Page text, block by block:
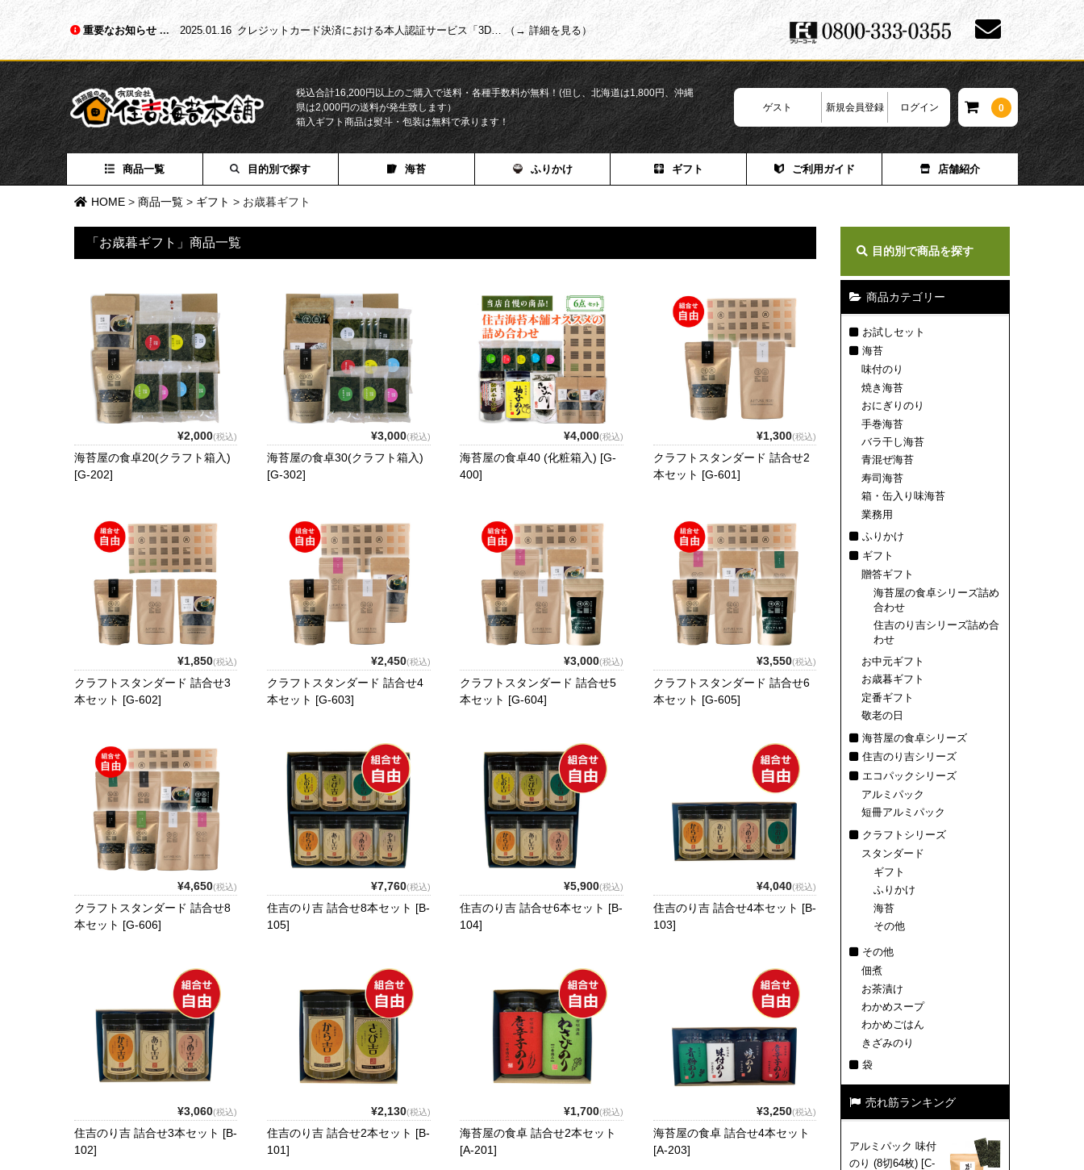
重要なお知らせ 2025.01.16 クレジットカード決済における本人認証サービス「3D… （→ 詳細を見る）
税込合計16,200円以上のご購入で送料・各種手数料が無料！(但し、北海道は1,800円、沖縄
県は2,000円の送料が発生致します）
箱入ギフト商品は熨斗・包装は無料で承ります！
ゲスト 新規会員登録 ログイン 0
商品一覧 目的別で探す 海苔 ふりかけ ギフト ご利用ガイド 店舗紹介
HOME > 商品一覧 > ギフト > お歳暮ギフト
「お歳暮ギフト」商品一覧
¥2,000(税込)
海苔屋の食卓20(クラフト箱入)
[G-202]
¥3,000(税込)
海苔屋の食卓30(クラフト箱入)
[G-302]
¥4,000(税込)
海苔屋の食卓40 (化粧箱入) [G-
400]
¥1,300(税込)
クラフトスタンダード 詰合せ2
本セット [G-601]
¥1,850(税込)
クラフトスタンダード 詰合せ3
本セット [G-602]
¥2,450(税込)
クラフトスタンダード 詰合せ4
本セット [G-603]
¥3,000(税込)
クラフトスタンダード 詰合せ5
本セット [G-604]
¥3,550(税込)
クラフトスタンダード 詰合せ6
本セット [G-605]
¥4,650(税込)
クラフトスタンダード 詰合せ8
本セット [G-606]
¥7,760(税込)
住吉のり吉 詰合せ8本セット [B-
105]
¥5,900(税込)
住吉のり吉 詰合せ6本セット [B-
104]
¥4,040(税込)
住吉のり吉 詰合せ4本セット [B-
103]
¥3,060(税込)
住吉のり吉 詰合せ3本セット [B-
102]
¥2,130(税込)
住吉のり吉 詰合せ2本セット [B-
101]
¥1,700(税込)
海苔屋の食卓 詰合せ2本セット
[A-201]
¥3,250(税込)
海苔屋の食卓 詰合せ4本セット
[A-203]
目的別で商品を探す
商品カテゴリー
お試しセット
海苔
味付のり
焼き海苔
おにぎりのり
手巻海苔
バラ干し海苔
青混ぜ海苔
寿司海苔
箱・缶入り味海苔
業務用
ふりかけ
ギフト
贈答ギフト
海苔屋の食卓シリーズ詰め
合わせ
住吉のり吉シリーズ詰め合
わせ
お中元ギフト
お歳暮ギフト
定番ギフト
敬老の日
海苔屋の食卓シリーズ
住吉のり吉シリーズ
エコパックシリーズ
アルミパック
短冊アルミパック
クラフトシリーズ
スタンダード
ギフト
ふりかけ
海苔
その他
その他
佃煮
お茶漬け
わかめスープ
わかめごはん
きざみのり
袋
売れ筋ランキング
アルミパック 味付
のり (8切64枚) [C-